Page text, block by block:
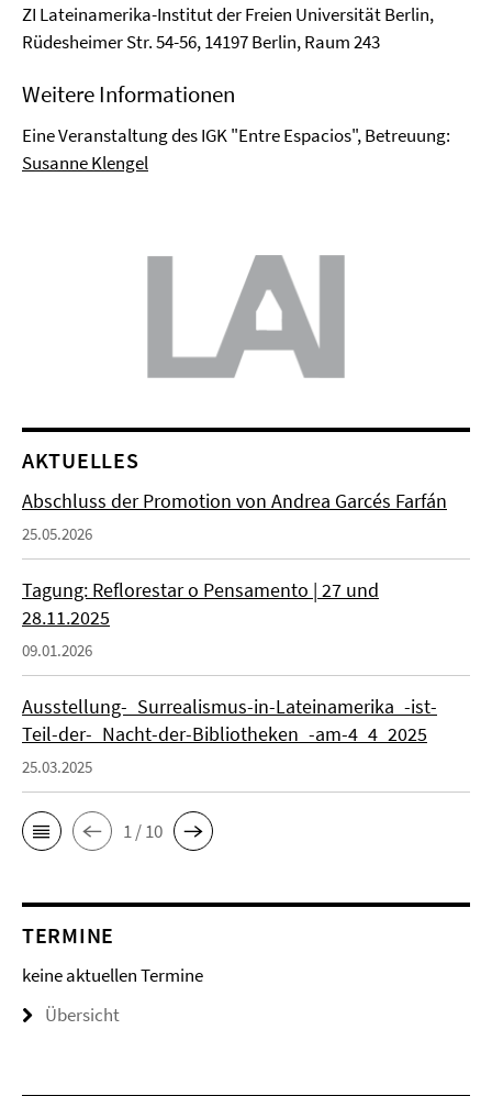
ZI Lateinamerika-Institut der Freien Universität Berlin,
Rüdesheimer Str. 54-56, 14197 Berlin, Raum 243
Weitere Informationen
Eine Veranstaltung des IGK "Entre Espacios", Betreuung:
Susanne Klengel
AKTUELLES
Abschluss der Promotion von Andrea Garcés Farfán
25.05.2026
Tagung: Reflorestar o Pensamento | 27 und
28.11.2025
09.01.2026
Ausstellung-_Surrealismus-in-Lateinamerika_-ist-
Teil-der-_Nacht-der-Bibliotheken_-am-4_4_2025
25.03.2025
1 / 10
TERMINE
keine aktuellen Termine
Übersicht